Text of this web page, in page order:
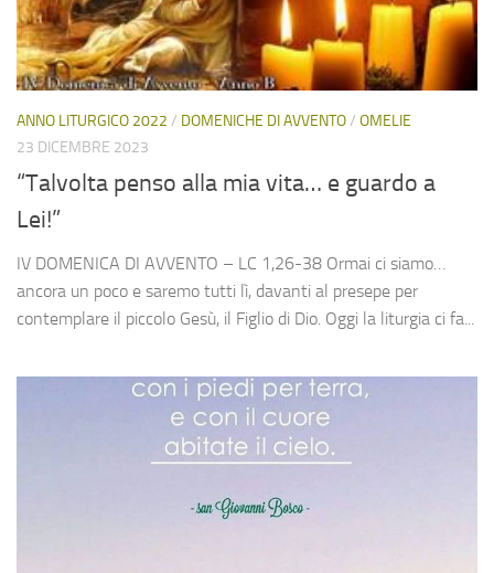
ANNO LITURGICO 2022 / DOMENICHE DI AVVENTO/ OMELIE
23 DICEMBRE 2023
“Talvolta penso alla mia vita… e guardo a
Lei!”
IV DOMENICA DI AVVENTO – LC 1,26-38 Ormai ci siamo…
ancora un poco e saremo tutti lì, davanti al presepe per
contemplare il piccolo Gesù, il Figlio di Dio. Oggi la liturgia ci fa...